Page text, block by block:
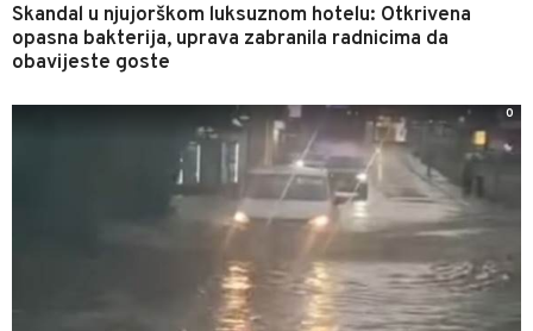
Skandal u njujorškom luksuznom hotelu: Otkrivena
opasna bakterija, uprava zabranila radnicima da
obavijeste goste
0